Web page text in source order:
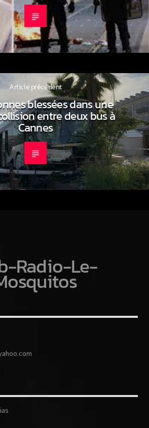
Article précédent
blessées dans une
entre deux bus à
Cannes
Radio-Le-